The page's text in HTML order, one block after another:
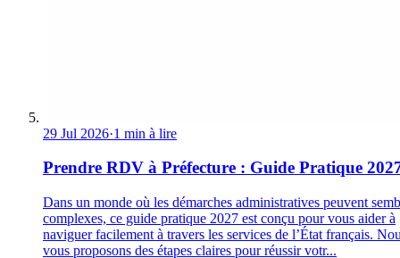
29 Jul 2026·1 min à lire
Prendre RDV à Préfecture : Guide Pratique
Dans un monde où les démarches administratives peuvent
complexes, ce guide pratique 2027 est conçu pour vous aider à
naviguer facilement à travers les services de l’État français.
vous proposons des étapes claires pour réussir votr...